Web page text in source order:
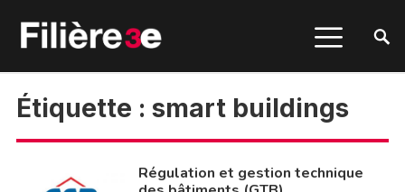
Étiquette : smart buildings
Régulation et gestion technique